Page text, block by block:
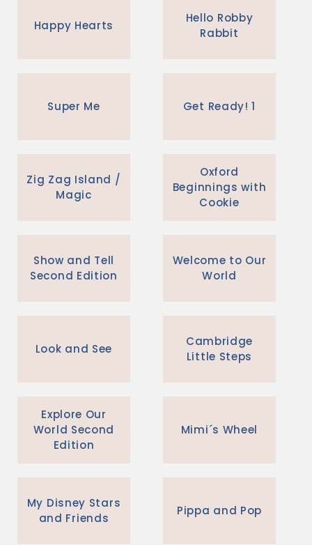
Happy Hearts
Hello Robby
Rabbit
Super Me Get Ready! 1
Zig Zag Island /
Magic
Oxford
Beginnings with
Cookie
Show and Tell
Second Edition
Welcome to Our
World
Look and See
Cambridge
Little Steps
Explore Our
World Second
Edition
Mimi´s Wheel
My Disney Stars
and Friends
Pippa and Pop